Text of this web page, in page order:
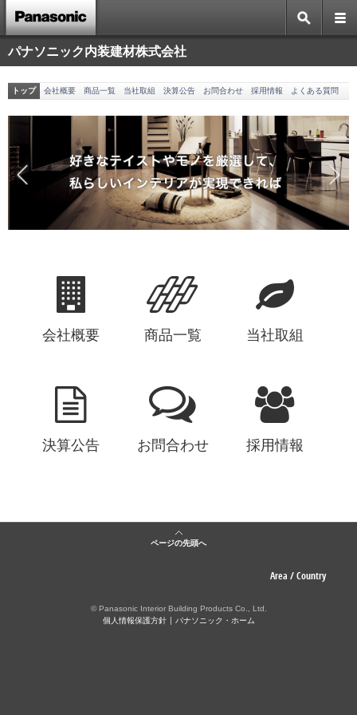
パナソニック内装建材株式会社
トップ 会社概要 商品一覧 当社取組 決算公告 お問合わせ 採用情報 よくある質問
会社概要 商品一覧 当社取組
決算公告 お問合わせ 採用情報
ページの先頭へ
Area / Country
© Panasonic Interior Building Products Co., Ltd.
個人情報保護方針
パナソニック・ホーム